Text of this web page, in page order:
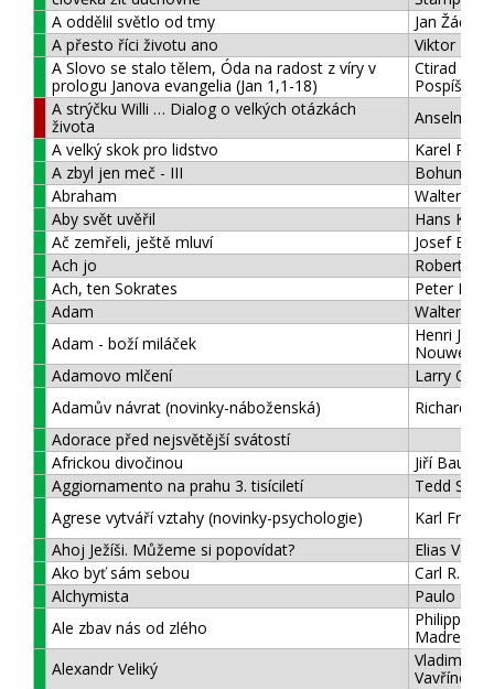
A oddělil světlo od tmy
Jan Žáček
A přesto říci životu ano
Viktor
A Slovo se stalo tělem, Óda na radost z víry v
prologu Janova evangelia (Jan 1,1-18)
Ctirad
Pospíšil
A strýčku Willi … Dialog o velkých otázkách
života
Anselm
A velký skok pro lidstvo
Karel
A zbyl jen meč - III
Bohumil
Abraham
Walter
Aby svět uvěřil
Hans Küng
Ač zemřeli, ještě mluví
Josef
Ach jo
Robert
Ach, ten Sokrates
Peter
Adam
Walter
Adam - boží miláček
Henri J.M.
Nouwen
Adamovo mlčení
Larry
Adamův návrat (novinky-náboženská)
Richard
Adorace před nejsvětější svátostí
Africkou divočinou
Jiří Baum
Aggiornamento na prahu 3. tisíciletí
Tedd
Agrese vytváří vztahy (novinky-psychologie)
Karl
Ahoj Ježíši. Můžeme si popovídat?
Elias Vella
Ako byť sám sebou
Carl R.
Alchymista
Paulo
Ale zbav nás od zlého
Philippe,
Madre
Alexandr Veliký
Vladimír
Vavřínek